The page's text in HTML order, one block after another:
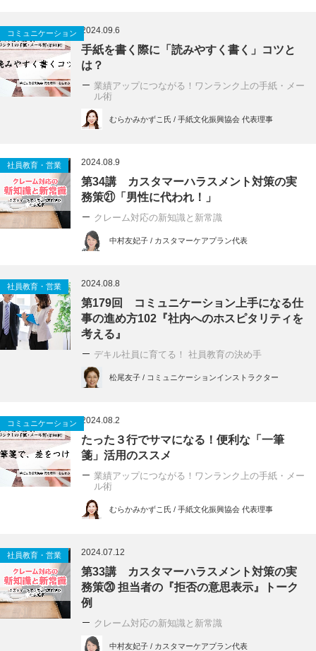
コミュニケーション 2024.09.6
手紙を書く際に「読みやすく書く」コツと
は？
業績アップにつながる！ワンランク上の手紙・メー
ル術
むらかみかずこ氏 / 手紙文化振興協会 代表理事
社員教育・営業 2024.08.9
第34講 カスタマーハラスメント対策の実
務策㉑「男性に代われ！」
クレーム対応の新知識と新常識
中村友妃子 / カスタマーケアプラン代表
社員教育・営業 2024.08.8
第179回 コミュニケーション上手になる仕
事の進め方102『社内へのホスピタリティを
考える』
デキル社員に育てる！ 社員教育の決め手
松尾友子 / コミュニケーションインストラクター
コミュニケーション 2024.08.2
たった３行でサマになる！便利な「一筆
箋」活用のススメ
業績アップにつながる！ワンランク上の手紙・メー
ル術
むらかみかずこ氏 / 手紙文化振興協会 代表理事
社員教育・営業 2024.07.12
第33講 カスタマーハラスメント対策の実
務策⑳ 担当者の『拒否の意思表示』トーク
例
クレーム対応の新知識と新常識
中村友妃子 / カスタマーケアプラン代表